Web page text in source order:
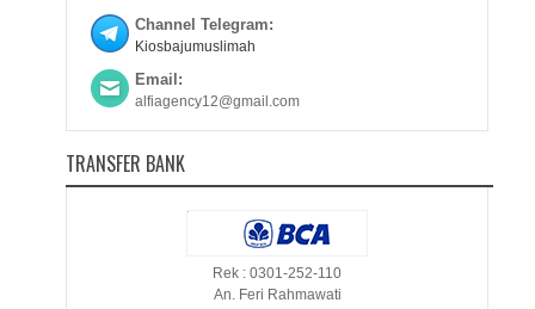
Channel Telegram:
Kiosbajumuslimah
Email:
alfiagency12@gmail.com
TRANSFER BANK
Rek : 0301-252-110
An. Feri Rahmawati